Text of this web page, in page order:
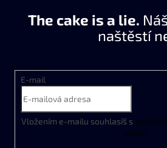
The cake is a lie.
naštěstí
E-mail
Vložením e-mailu souhlasíš s
údajů